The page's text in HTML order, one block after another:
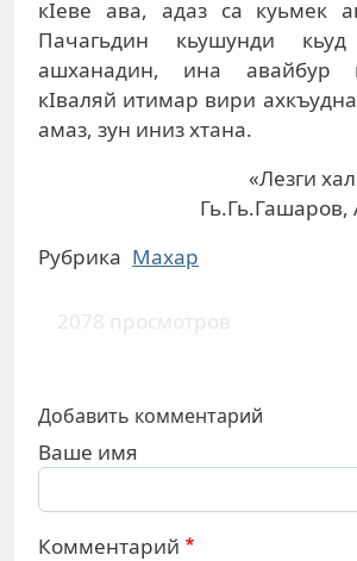
кIeвe aвa, aдaз сa куьмeк
Пaчaгьдин кьушунди
aшxaнaдин, инa aвaйбур
кIвaляй итимaр вири
aмaз, зун иниз xтaнa.
«Лезги
Рубрика Махар
2078 просмотров
Добавить комментарий
Ваше имя
Комментарий